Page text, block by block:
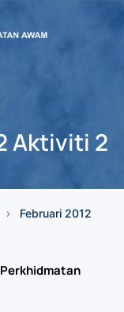
Aktiviti 2
Februari 2012